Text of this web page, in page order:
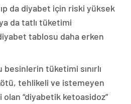
da diyabet için riski yüksek
da tatlı tüketimi
diyabet tablosu daha erken
tüketimi sınırlı
tehlikeli ve istemeyen
“diyabetik ketoasidoz”